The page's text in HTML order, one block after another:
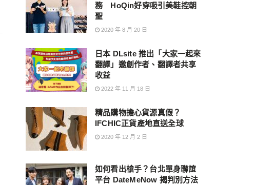
務 HoQin好穿吸引美鞋控朝
聖
2020 年 8 月 20 日
日本 DLsite 推出「大家一起來
翻譯」邀創作者、翻譯者共享
收益
2022 年 11 月 18 日
精品購物擔心貨源真假？
IFCHIC正貨產地直送全球
2020 年 12 月 2 日
如何看出槍手？台北單身聯誼
平台 DateMeNow 揭判別方法